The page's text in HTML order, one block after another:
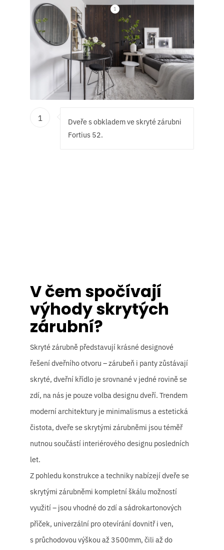
1
1
Dveře s obkladem ve skryté zárubni
Fortius 52.
V čem spočívají
výhody skrytých
zárubní?
Skryté zárubně představují krásné designové
řešení dveřního otvoru – zárubeň i panty zůstávají
skryté, dveřní křídlo je srovnané v jedné rovině se
zdí, na nás je pouze volba designu dveří. Trendem
moderní architektury je minimalismus a estetická
čistota, dveře se skrytými zárubněmi jsou téměř
nutnou součástí interiérového designu posledních
let.
Z pohledu konstrukce a techniky nabízejí dveře se
skrytými zárubněmi kompletní škálu možností
využití – jsou vhodné do zdí a sádrokartonových
příček, univerzální pro otevírání dovnitř i ven,
s průchodovou výškou až 3500mm, čili až do